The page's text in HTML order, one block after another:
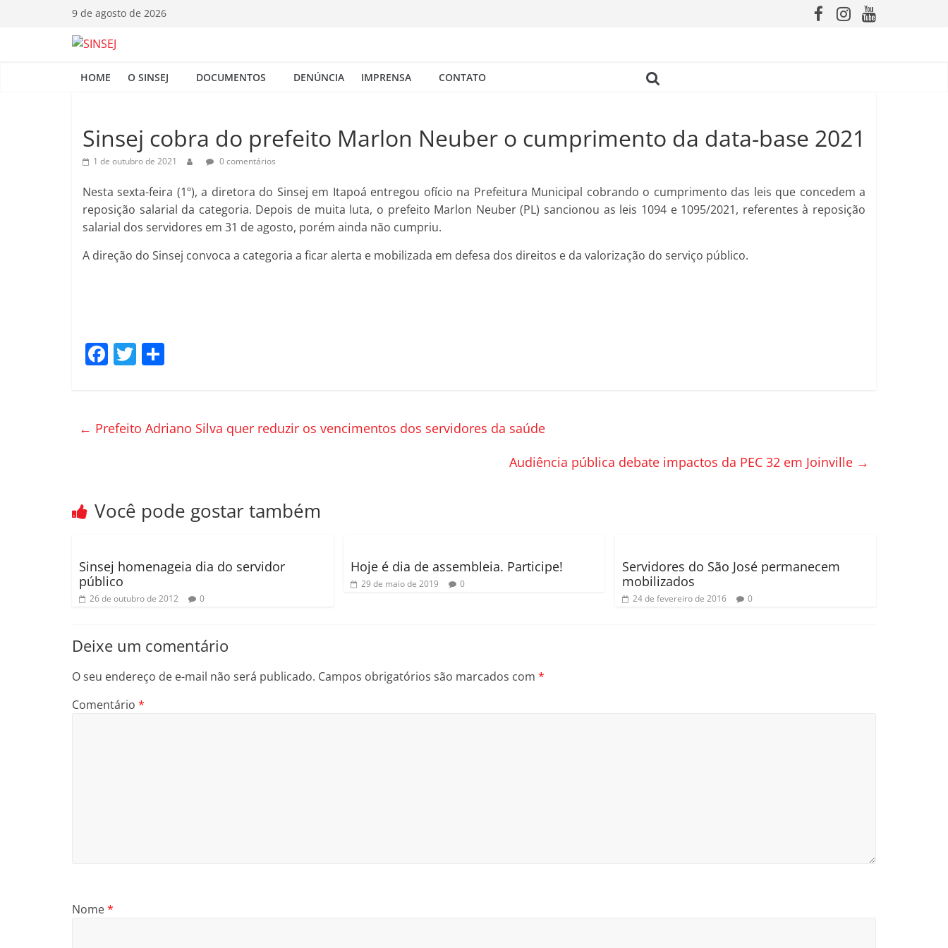
9 de agosto de 2026
S
N
S
E
HOME O SINSEJ DOCUMENTOS DENÚNCIA IMPRENSA CONTATO
Sinsej cobra do prefeito Marlon Neuber o cumprimento da data-base 2021
1 de outubro de 2021 0 comentários
Nesta sexta-feira (1º), a diretora do Sinsej em Itapoá entregou ofício na Prefeitura Municipal cobrando o cumprimento das leis que concedem a
reposição salarial da categoria. Depois de muita luta, o prefeito Marlon Neuber (PL) sancionou as leis 1094 e 1095/2021, referentes à reposição
salarial dos servidores em 31 de agosto, porém ainda não cumpriu.
A direção do Sinsej convoca a categoria a ficar alerta e mobilizada em defesa dos direitos e da valorização do serviço público.
F
e
k
T
er p
ar
← Prefeito Adriano Silva quer reduzir os vencimentos dos servidores da saúde
Audiência pública debate impactos da PEC 32 em Joinville →
Você pode gostar também
Sinsej homenageia dia do servidor
público
26 de outubro de 2012 0
Hoje é dia de assembleia. Participe!
29 de maio de 2019 0
Servidores do São José permanecem
mobilizados
24 de fevereiro de 2016 0
Deixe um comentário
O seu endereço de e-mail não será publicado. Campos obrigatórios são marcados com *
Comentário *
Nome*